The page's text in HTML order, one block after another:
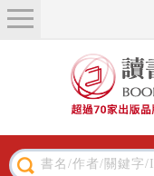
關於我們
近期新書